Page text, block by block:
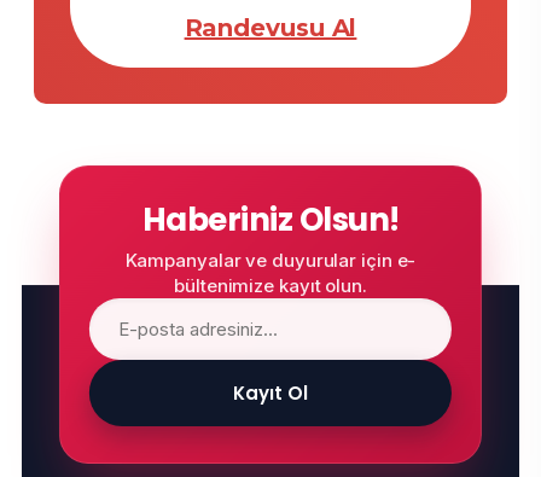
Randevusu Al
Haberiniz Olsun!
Kampanyalar ve duyurular için e-
bültenimize kayıt olun.
Kayıt Ol